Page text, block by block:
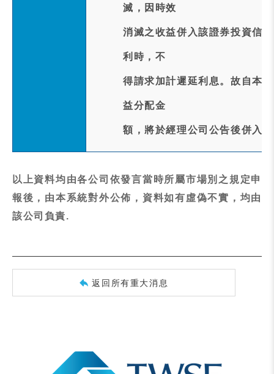
滅，因時效
消滅之收益併入該證券投資信
利時，不
得請求加計遲延利息。故自本
益分配金
額，將於經理公司公告後併入
以上資料均由各公司依發言當時所屬市場別之規定申
報後，由本系統對外公佈，資料如有虛偽不實，均由
該公司負責.
返回所有重大消息